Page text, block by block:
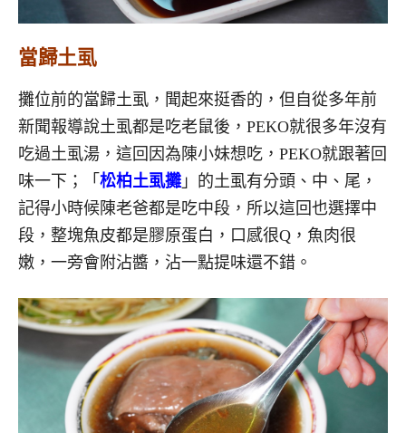
當歸土虱
攤位前的當歸土虱，聞起來挺香的，但自從多年前
新聞報導說土虱都是吃老鼠後，PEKO就很多年沒有
吃過土虱湯，這回因為陳小妹想吃，PEKO就跟著回
味一下；「 松柏土虱攤 」的土虱有分頭、中、尾，
記得小時候陳老爸都是吃中段，所以這回也選擇中
段，整塊魚皮都是膠原蛋白，口感很Q，魚肉很
嫩，一旁會附沾醬，沾一點提味還不錯。